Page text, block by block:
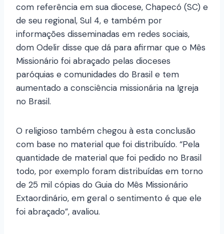
com referência em sua diocese, Chapecó (SC) e
de seu regional, Sul 4, e também por
informações disseminadas em redes sociais,
dom Odelir disse que dá para afirmar que o Mês
Missionário foi abraçado pelas dioceses
paróquias e comunidades do Brasil e tem
aumentado a consciência missionária na Igreja
no Brasil.
O religioso também chegou à esta conclusão
com base no material que foi distribuído. “Pela
quantidade de material que foi pedido no Brasil
todo, por exemplo foram distribuídas em torno
de 25 mil cópias do Guia do Mês Missionário
Extaordinário, em geral o sentimento é que ele
foi abraçado”, avaliou.